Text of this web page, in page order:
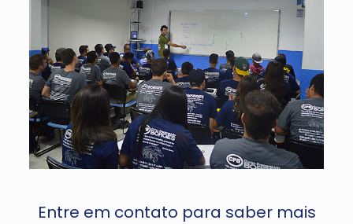
Entre em contato para saber mais